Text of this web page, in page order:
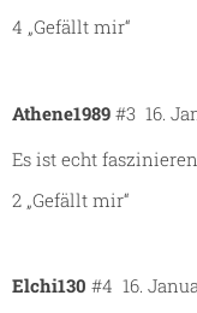
4 „Gefällt mir“
Athene1989 16.
#3
Es ist echt
2 „Gefällt mir“
Elchi130 16.
#4